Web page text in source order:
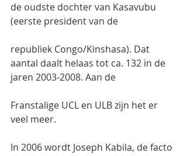
de oudste dochter van Kasavubu
(eerste president van de
republiek Congo/Kinshasa). Dat
aantal daalt helaas tot ca. 132 in de
jaren 2003-2008. Aan de
Franstalige UCL en ULB zijn het er
veel meer.
In 2006 wordt Joseph Kabila, de facto